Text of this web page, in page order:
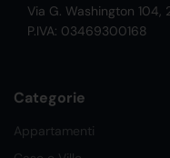
Via G. Washington 104,
P.IVA: 03469300168
Categorie
Appartamenti